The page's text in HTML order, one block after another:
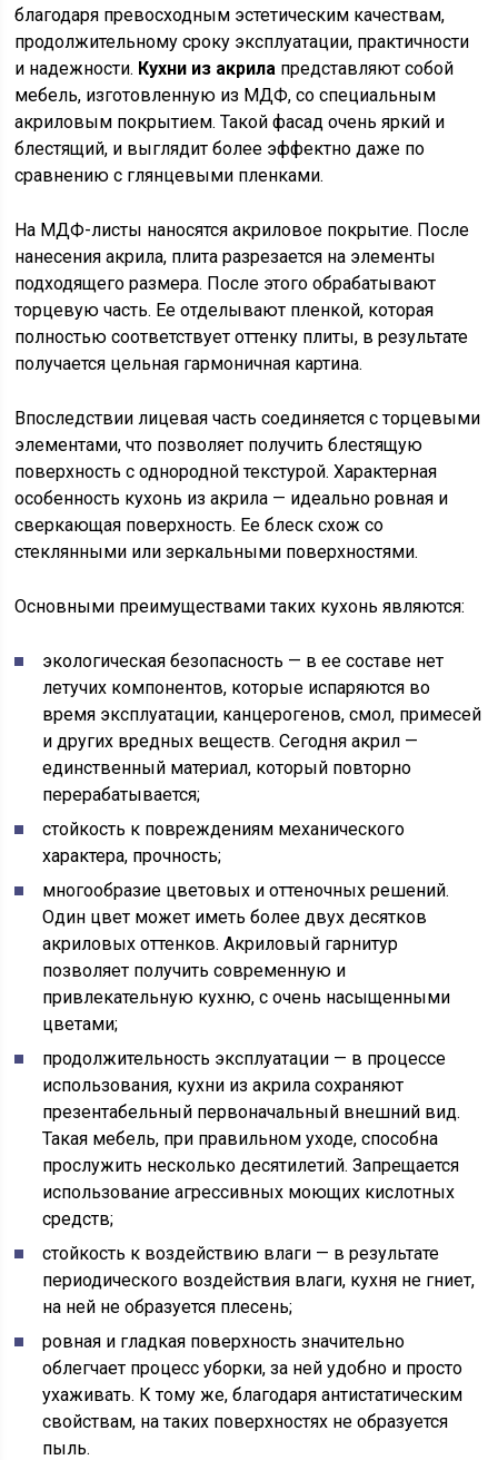
благодаря превосходным эстетическим качествам,
продолжительному сроку эксплуатации, практичности
и надежности. Кухни из акрила представляют собой
мебель, изготовленную из МДФ, со специальным
акриловым покрытием. Такой фасад очень яркий и
блестящий, и выглядит более эффектно даже по
сравнению с глянцевыми пленками.
На МДФ-листы наносятся акриловое покрытие. После
нанесения акрила, плита разрезается на элементы
подходящего размера. После этого обрабатывают
торцевую часть. Ее отделывают пленкой, которая
полностью соответствует оттенку плиты, в результате
получается цельная гармоничная картина.
Впоследствии лицевая часть соединяется с торцевыми
элементами, что позволяет получить блестящую
поверхность с однородной текстурой. Характерная
особенность кухонь из акрила — идеально ровная и
сверкающая поверхность. Ее блеск схож со
стеклянными или зеркальными поверхностями.
Основными преимуществами таких кухонь являются:
экологическая безопасность — в ее составе нет
летучих компонентов, которые испаряются во
время эксплуатации, канцерогенов, смол, примесей
и других вредных веществ. Сегодня акрил —
единственный материал, который повторно
перерабатывается;
стойкость к повреждениям механического
характера, прочность;
многообразие цветовых и оттеночных решений.
Один цвет может иметь более двух десятков
акриловых оттенков. Акриловый гарнитур
позволяет получить современную и
привлекательную кухню, с очень насыщенными
цветами;
продолжительность эксплуатации — в процессе
использования, кухни из акрила сохраняют
презентабельный первоначальный внешний вид.
Такая мебель, при правильном уходе, способна
прослужить несколько десятилетий. Запрещается
использование агрессивных моющих кислотных
средств;
стойкость к воздействию влаги — в результате
периодического воздействия влаги, кухня не гниет,
на ней не образуется плесень;
ровная и гладкая поверхность значительно
облегчает процесс уборки, за ней удобно и просто
ухаживать. К тому же, благодаря антистатическим
свойствам, на таких поверхностях не образуется
пыль.